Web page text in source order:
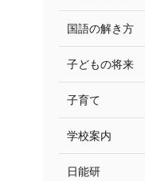
国語の解き方
子どもの将来
子育て
学校案内
日能研